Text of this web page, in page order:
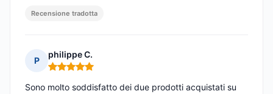
Recensione tradotta
P
philippe C.
Nota: 5 su 5
Sono molto soddisfatto dei due prodotti acquistati su